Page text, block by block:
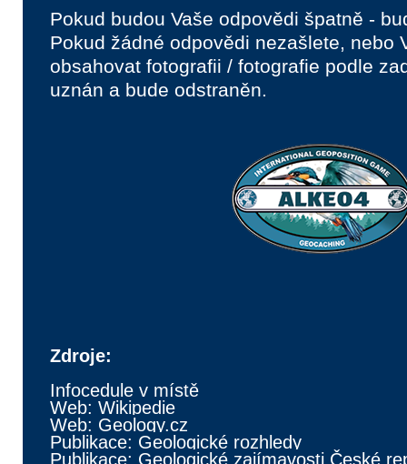
Pokud budou Vaše odpovědi špatně -
Pokud žádné odpovědi nezašlete, nebo
obsahovat fotografii / fotografie podle
uznán a bude odstraněn.
Zdroje:
Infocedule v místě
Web: Wikipedie
Web: Geology.cz
Publikace: Geologické rozhledy
Publikace: Geologické zajímavosti České